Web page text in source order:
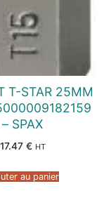
T-STAR 25MM
– SPAX
17.47 € HT
au panier